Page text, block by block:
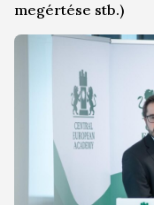
megértése stb.)